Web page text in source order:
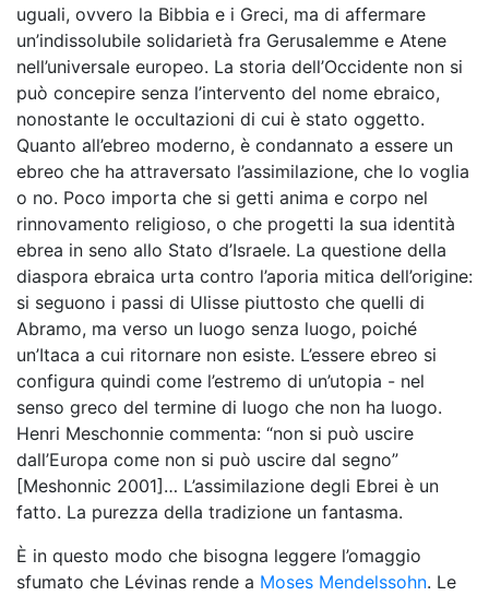
uguali, ovvero la Bibbia e i Greci, ma di affermare
un’indissolubile solidarietà fra Gerusalemme e Atene
nell’universale europeo. La storia dell’Occidente non si
può concepire senza l’intervento del nome ebraico,
nonostante le occultazioni di cui è stato oggetto.
Quanto all’ebreo moderno, è condannato a essere un
ebreo che ha attraversato l’assimilazione, che lo voglia
o no. Poco importa che si getti anima e corpo nel
rinnovamento religioso, o che progetti la sua identità
ebrea in seno allo Stato d’Israele. La questione della
diaspora ebraica urta contro l’aporia mitica dell’origine:
si seguono i passi di Ulisse piuttosto che quelli di
Abramo, ma verso un luogo senza luogo, poiché
un’Itaca a cui ritornare non esiste. L’essere ebreo si
configura quindi come l’estremo di un’utopia - nel
senso greco del termine di luogo che non ha luogo.
Henri Meschonnie commenta: “non si può uscire
dall’Europa come non si può uscire dal segno”
[Meshonnic 2001]… L’assimilazione degli Ebrei è un
fatto. La purezza della tradizione un fantasma.
È in questo modo che bisogna leggere l’omaggio
sfumato che Lévinas rende a Moses Mendelssohn. Le